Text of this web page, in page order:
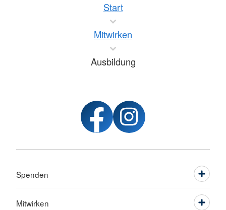
Start
Mitwirken
Ausbildung
Spenden
Mitwirken